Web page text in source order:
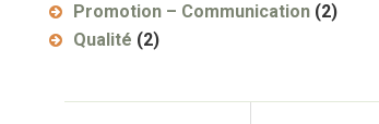
Promotion – Communication (2)
Qualité (2)